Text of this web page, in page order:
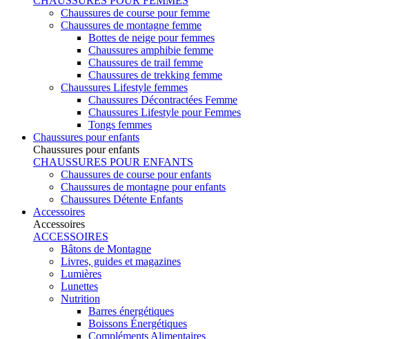
Chaussures de course pour femme
Chaussures de montagne femme
Bottes de neige pour femmes
Chaussures amphibie femme
Chaussures de trail femme
Chaussures de trekking femme
Chaussures Lifestyle femmes
Chaussures Décontractées Femme
Chaussures Lifestyle pour Femmes
Tongs femmes
Chaussures pour enfants
Chaussures pour enfants
CHAUSSURES POUR ENFANTS
Chaussures de course pour enfants
Chaussures de montagne pour enfants
Chaussures Détente Enfants
Accessoires
Accessoires
ACCESSOIRES
Bâtons de Montagne
Livres, guides et magazines
Lumières
Lunettes
Nutrition
Barres énergétiques
Boissons Énergétiques
Compléments Alimentaires